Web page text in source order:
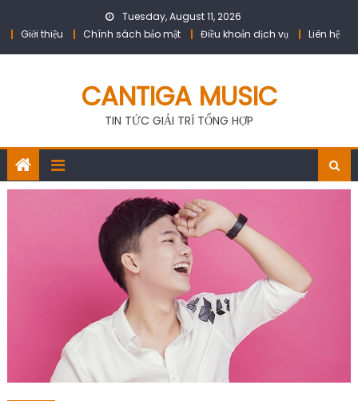
Tuesday, August 11, 2026
Giới thiệu
Chính sách bảo mật Điều khoản dịch vụ Liên hệ
CANTIGA MUSIC
TIN TỨC GIẢI TRÍ TỔNG HỢP